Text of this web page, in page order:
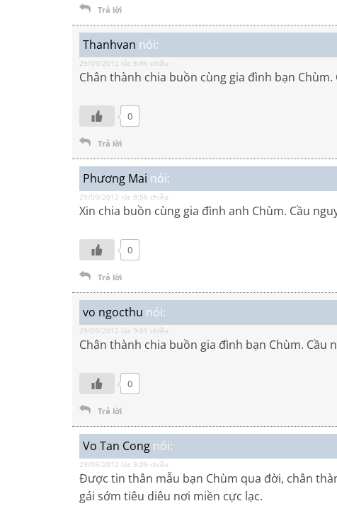
Trả lời
Thanhvan nói:
29/09/2012 lúc 8:46 chiều
Chân thành chia buồn cùng gia đình bạn
0
Trả lời
Phương Mai nói:
29/09/2012 lúc 8:56 chiều
Xin chia buồn cùng gia đình anh Chùm. Cầu
0
Trả lời
vo ngocthu nói:
29/09/2012 lúc 9:01 chiều
Chân thành chia buồn gia đình bạn Chùm. Cầu
0
Trả lời
Vo Tan Cong nói:
29/09/2012 lúc 9:09 chiều
Được tin thân mẫu bạn Chùm qua đời, chân
gái sớm tiêu diêu nơi miền cực lạc.